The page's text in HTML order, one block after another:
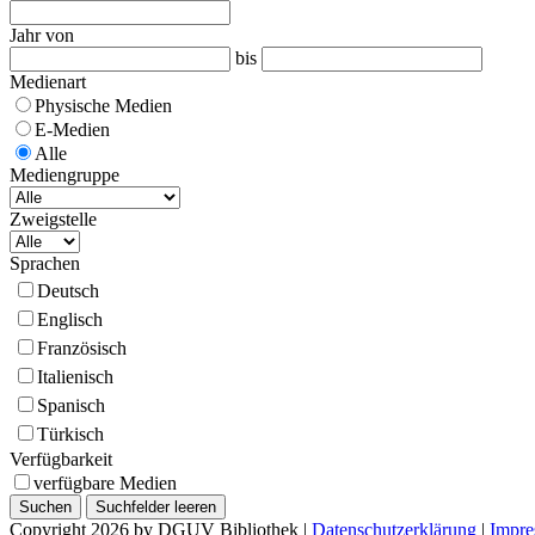
Jahr von
bis
Medienart
Physische Medien
E-Medien
Alle
Mediengruppe
Zweigstelle
Sprachen
Deutsch
Englisch
Französisch
Italienisch
Spanisch
Türkisch
Verfügbarkeit
verfügbare Medien
Copyright 2026 by DGUV Bibliothek | Datenschutzerklärung |